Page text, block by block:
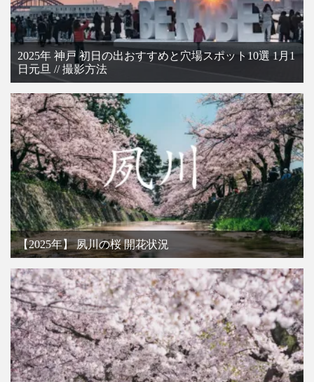
2025年 神戸 初日の出おすすめと穴場スポット10選 1月1
日元旦 // 撮影方法
【2025年】 夙川の桜 開花状況